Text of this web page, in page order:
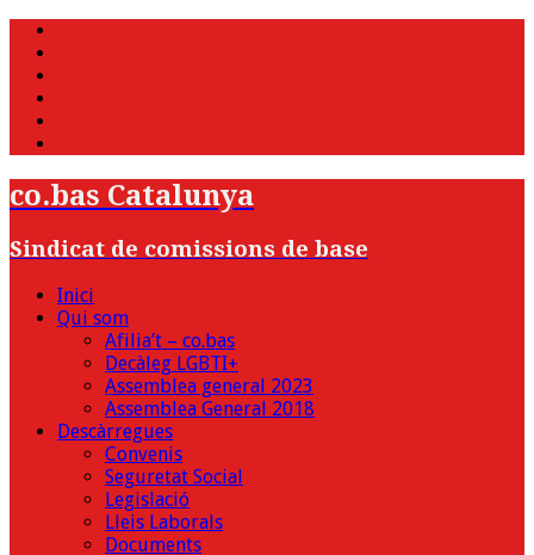
co.bas Catalunya
Sindicat de comissions de base
Inici
Qui som
Afilia’t – co.bas
Decàleg LGBTI+
Assemblea general 2023
Assemblea General 2018
Descàrregues
Convenis
Seguretat Social
Legislació
Lleis Laborals
Documents